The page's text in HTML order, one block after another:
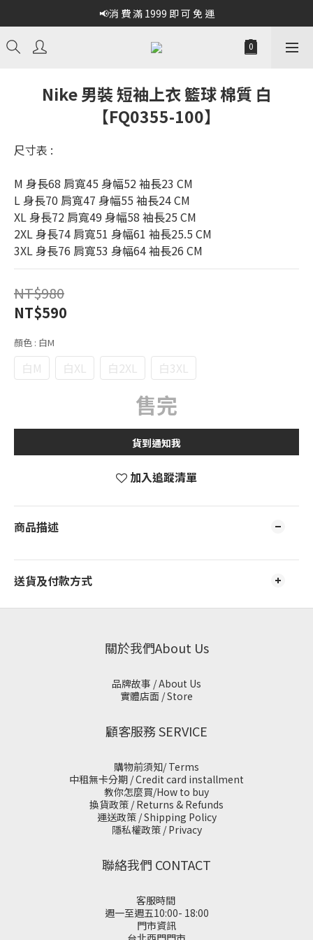
📢消 費 滿 1999 即 可 免 運
Nike 男裝 短袖上衣 籃球 棉質 白
【FQ0355-100】
尺寸表 :
M 身長68 肩寬45 身幅52 袖長23 CM
L 身長70 肩寬47 身幅55 袖長24 CM
XL 身長72 肩寬49 身幅58 袖長25 CM
2XL 身長74 肩寬51 身幅61 袖長25.5 CM
3XL 身長76 肩寬53 身幅64 袖長26 CM
NT$980
NT$590
顏色 : 白M
白M 白XL 白2XL 白3XL
售完
貨到通知我
加入追蹤清單
商品描述
送貨及付款方式
關於我們About Us
品牌故事 / About Us
實體店面 / Store
顧客服務 SERVICE
購物前須知/ Terms
中租無卡分期 / Credit card installment
教你怎麼買/How to buy
換貨政策 / Returns & Refunds
運送政策 / Shipping Policy
隱私權政策 / Privacy
聯絡我們 CONTACT
客服時間
週一至週五10:00- 18:00
門市資訊